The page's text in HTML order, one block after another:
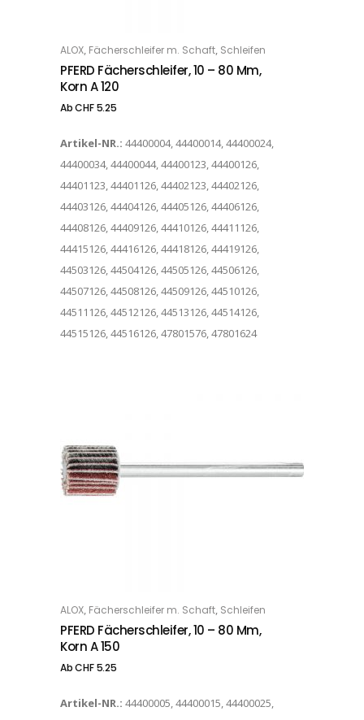
OPTIONS
ALOX, Fächerschleifer m. Schaft, Schleifen
PFERD Fächerschleifer, 10 – 80 Mm,
Korn A 120
AbCHF5.25
Artikel-NR.: 44400004, 44400014, 44400024,
44400034, 44400044, 44400123, 44400126,
44401123, 44401126, 44402123, 44402126,
44403126, 44404126, 44405126, 44406126,
44408126, 44409126, 44410126, 44411126,
44415126, 44416126, 44418126, 44419126,
44503126, 44504126, 44505126, 44506126,
44507126, 44508126, 44509126, 44510126,
44511126, 44512126, 44513126, 44514126,
44515126, 44516126, 47801576, 47801624
OPTIONS
ALOX, Fächerschleifer m. Schaft, Schleifen
PFERD Fächerschleifer, 10 – 80 Mm,
Korn A 150
AbCHF5.25
Artikel-NR.: 44400005, 44400015, 44400025,